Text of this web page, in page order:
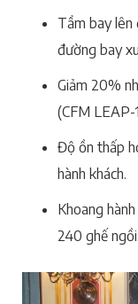
Tầm bay lên
đường bay
Giảm 20%
(CFM
Độ ồn thấp
hành khách.
Khoang
240 ghế ngồi.